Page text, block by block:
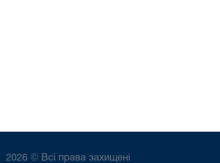
2026 © Всі права захищені